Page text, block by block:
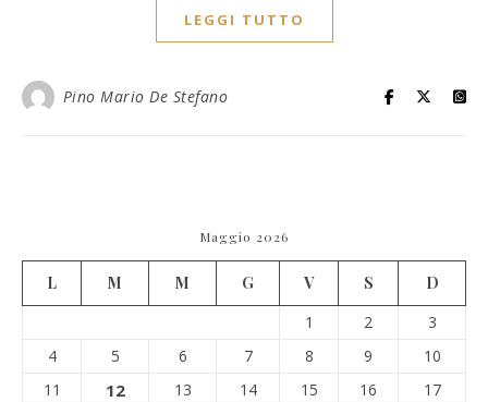
LEGGI TUTTO
Pino Mario De Stefano
Maggio 2026
L M M G V S
D
1
2
3
4
5 6 7 8 9
10
11
12 13 14 15 16
17